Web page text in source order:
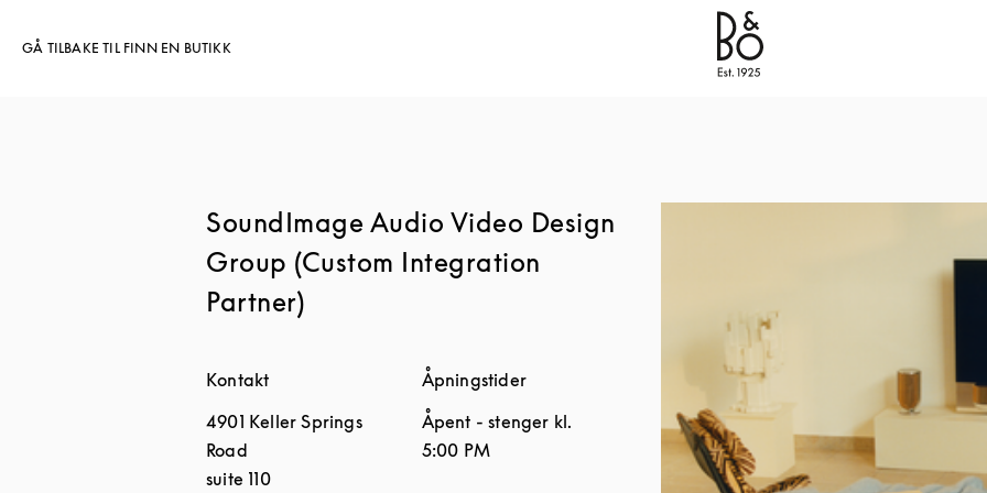
GÅ TILBAKE TIL FINN EN BUTIKK
Bang & Olufsen - Exist to Create
SoundImage Audio Video Design
Group (Custom Integration
Partner)
Kontakt
4901 Keller Springs
Road
suite 110
Åpningstider
Åpent - stenger kl.
5:00 PM